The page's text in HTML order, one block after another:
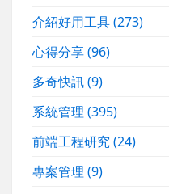
介紹好用工具(273)
心得分享(96)
多奇快訊(9)
系統管理(395)
前端工程研究(24)
專案管理(9)